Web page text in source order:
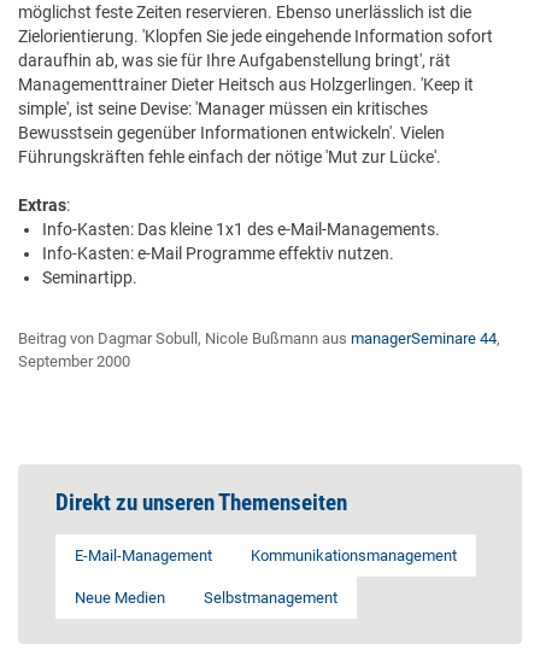
möglichst feste Zeiten reservieren. Ebenso unerlässlich ist die
Zielorientierung. 'Klopfen Sie jede eingehende Information sofort
daraufhin ab, was sie für Ihre Aufgabenstellung bringt', rät
Managementtrainer Dieter Heitsch aus Holzgerlingen. 'Keep it
simple', ist seine Devise: 'Manager müssen ein kritisches
Bewusstsein gegenüber Informationen entwickeln'. Vielen
Führungskräften fehle einfach der nötige 'Mut zur Lücke'.
Extras:
Info-Kasten: Das kleine 1x1 des e-Mail-Managements.
Info-Kasten: e-Mail Programme effektiv nutzen.
Seminartipp.
Beitrag von Dagmar Sobull, Nicole Bußmann aus managerSeminare 44,
September 2000
Direkt zu unseren Themenseiten
E-Mail-Management Kommunikationsmanagement
Neue Medien Selbstmanagement